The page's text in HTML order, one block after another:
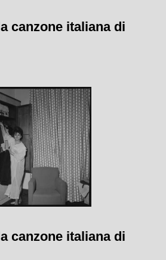
canzone italiana di
canzone italiana di